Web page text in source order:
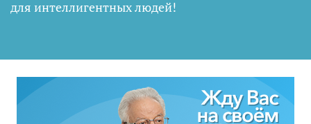
для интеллигентных людей!